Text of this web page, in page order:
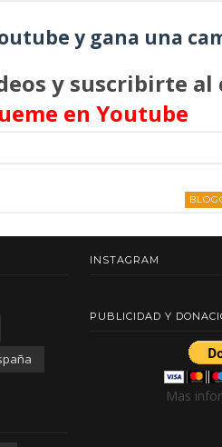
y gana una
y suscribirte al
en Youtube
INSTAGRAM
PUBLICIDAD Y
Mas